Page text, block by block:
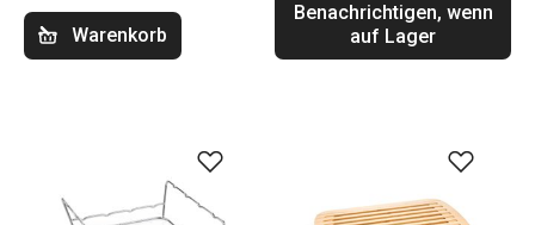
Warenkorb
Benachrichtigen, wenn
auf Lager